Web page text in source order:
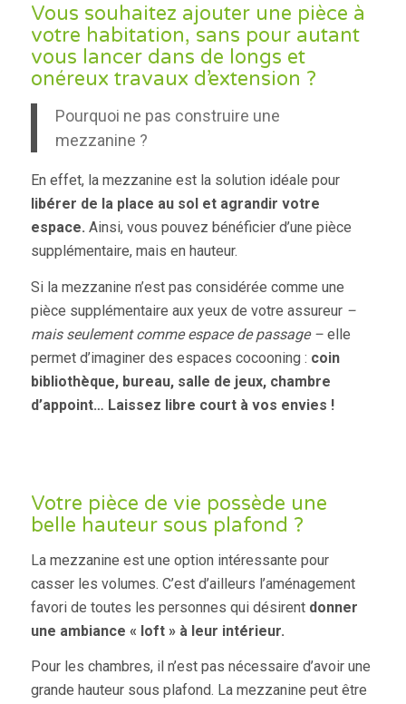
Vous souhaitez ajouter une pièce à
votre habitation, sans pour autant
vous lancer dans de longs et
onéreux travaux d’extension ?
Pourquoi ne pas construire une
mezzanine ?
En effet, la mezzanine est la solution idéale pour
libérer de la place au sol et agrandir votre
espace. Ainsi, vous pouvez bénéficier d’une pièce
supplémentaire, mais en hauteur.
Si la mezzanine n’est pas considérée comme une
pièce supplémentaire aux yeux de votre assureur –
mais seulement comme espace de passage –elle
permet d’imaginer des espaces cocooning : coin
bibliothèque, bureau, salle de jeux, chambre
d’appoint… Laissez libre court à vos envies !
Votre pièce de vie possède une
belle hauteur sous plafond ?
La mezzanine est une option intéressante pour
casser les volumes. C’est d’ailleurs l’aménagement
favori de toutes les personnes qui désirent donner
une ambiance « loft » à leur intérieur.
Pour les chambres, il n’est pas nécessaire d’avoir une
grande hauteur sous plafond. La mezzanine peut être